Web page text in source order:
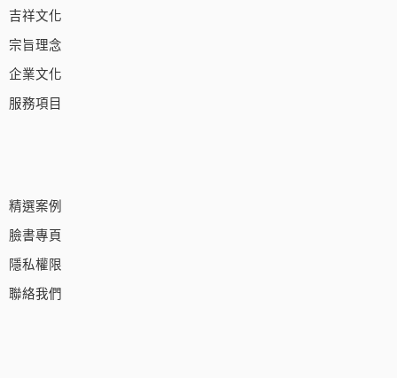
吉祥文化
宗旨理念
企業文化
服務項目
精選案例
臉書專頁
隱私權限
聯絡我們